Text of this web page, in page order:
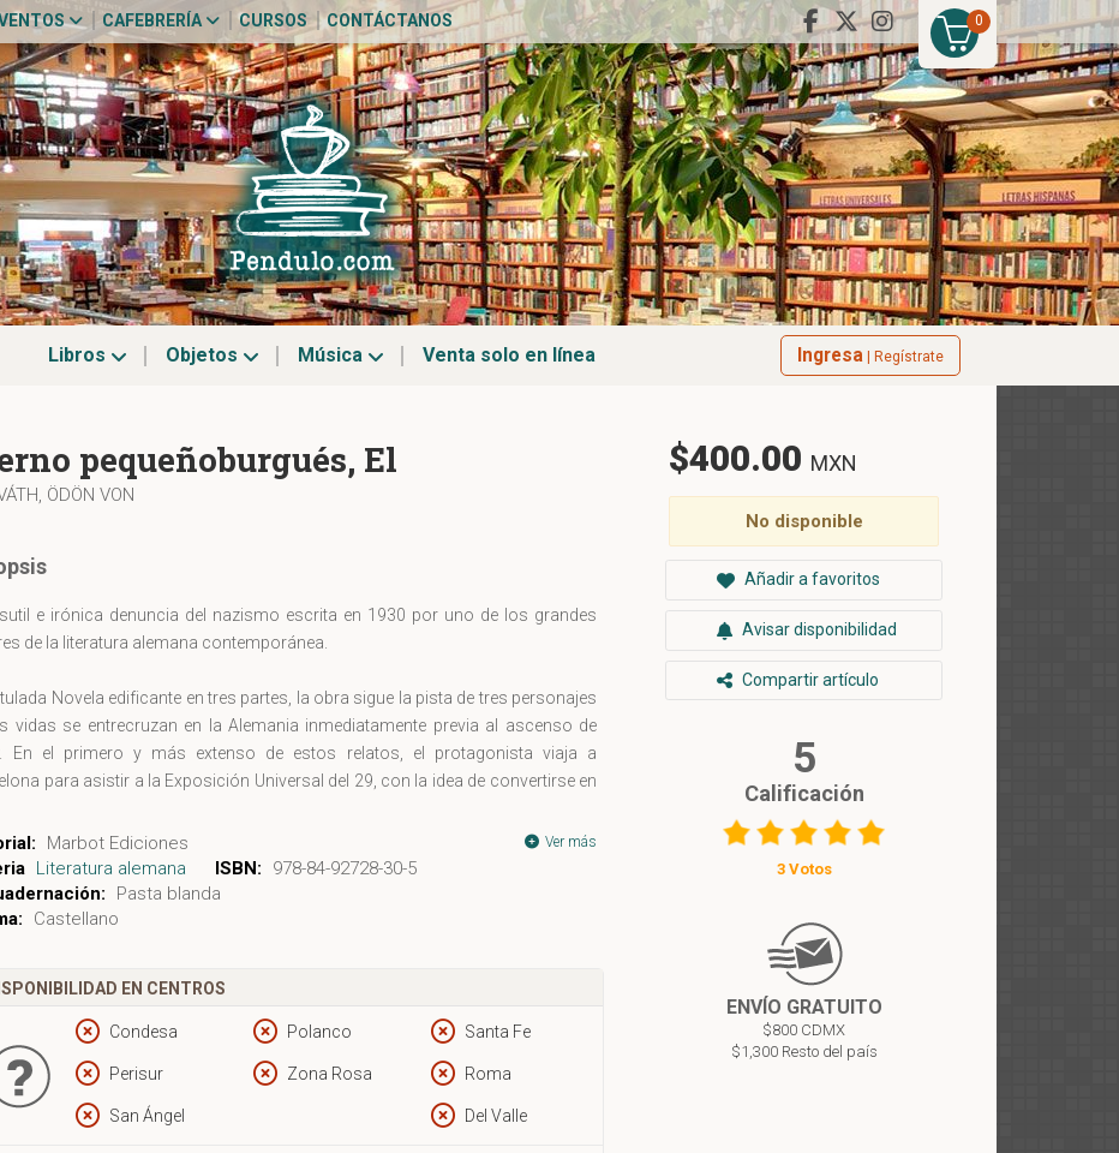
0
CAFEBRERÍA CURSOS CONTÁCTANOS
Libros Objetos Música Venta solo en línea Ingresa | Regístrate
pequeñoburgués, El
ÖDÖN VON
e irónica denuncia del nazismo escrita en 1930 por uno de los grandes
de la literatura alemana contemporánea.
Novela edificante en tres partes, la obra sigue la pista de tres personajes
vidas se entrecruzan en la Alemania inmediatamente previa al ascenso de
En el primero y más extenso de estos relatos, el protagonista viaja a
para asistir a la Exposición Universal del 29, con la idea de convertirse en
rescate moral de una amiga suya en Múnich.
Ver más
Marbot Ediciones
Literatura alemana ISBN:
978-84-92728-30-5
Pasta blanda
Castellano
EN CENTROS
Condesa Polanco Santa Fe
Perisur Zona Rosa Roma
San Ángel Del Valle
$400.00 MXN
No disponible
Añadir a favoritos
Avisar disponibilidad
Compartir artículo
5
Calificación
3 Votos
ENVÍO GRATUITO
$800 CDMX
$1,300 Resto del país